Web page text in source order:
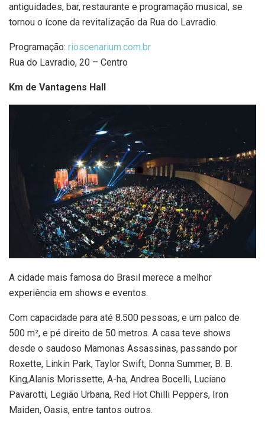
antiguidades, bar, restaurante e programação musical, se
tornou o ícone da revitalização da Rua do Lavradio.
Programação: rioscenarium.com.br
Rua do Lavradio, 20 – Centro
Km de Vantagens Hall
A cidade mais famosa do Brasil merece a melhor
experiência em shows e eventos.
Com capacidade para até 8.500 pessoas, e um palco de
500 m², e pé direito de 50 metros. A casa teve shows
desde o saudoso Mamonas Assassinas, passando por
Roxette, Linkin Park, Taylor Swift, Donna Summer, B. B.
King,Alanis Morissette, A-ha, Andrea Bocelli, Luciano
Pavarotti, Legião Urbana, Red Hot Chilli Peppers, Iron
Maiden, Oasis, entre tantos outros.